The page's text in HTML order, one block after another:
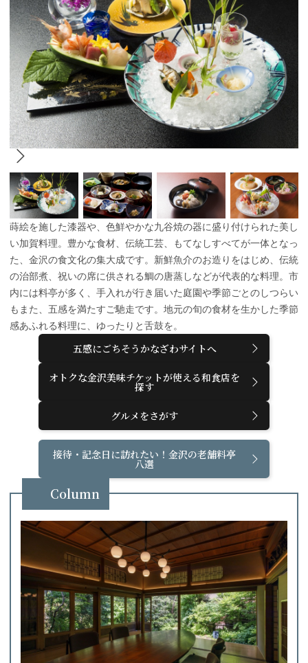
蒔絵を施した漆器や、色鮮やかな九谷焼の器に盛り付けられた美し
い加賀料理。豊かな食材、伝統工芸、もてなしすべてが一体となっ
た、金沢の食文化の集大成です。新鮮魚介のお造りをはじめ、伝統
の治部煮、祝いの席に供される鯛の唐蒸しなどが代表的な料理。市
内には料亭が多く、手入れが行き届いた庭園や季節ごとのしつらい
もまた、五感を満たすご馳走です。地元の旬の食材を生かした季節
感あふれる料理に、ゆったりと舌鼓を。
五感にごちそうかなざわサイトへ
オトクな金沢美味チケットが使える和食店を
探す
グルメをさがす
接待・記念日に訪れたい！金沢の老舗料亭
八選
Column